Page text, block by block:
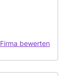
Firma bewerten